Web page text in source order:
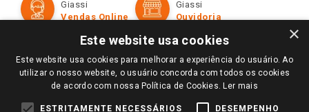
Televendas
Perguntas frequentes
Trabalhe Conosco
Identidade Visual
Políticas de entrega
Trocas e Devoluções
Giassi
Vendas Online
Giassi
Ouvidoria
Redes Sociais
×
Este website usa cookies
Este website usa cookies para melhorar a experiência do usuário. Ao
utilizar o nosso website, o usuário concorda com todos os cookies
de acordo com nossa Política de Cookies. Ler mais
ESTRITAMENTE NECESSÁRIOS DESEMPENHO